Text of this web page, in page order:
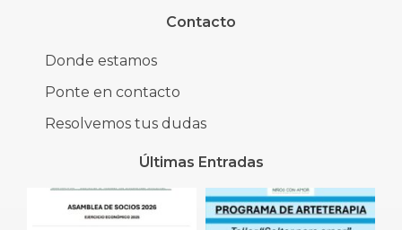
Contacto
Donde estamos
Ponte en contacto
Resolvemos tus dudas
Últimas Entradas